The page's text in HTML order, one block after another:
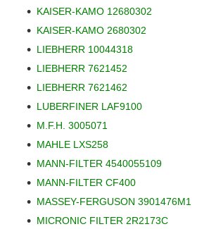
KAISER-KAMO 12680302
KAISER-KAMO 2680302
LIEBHERR 10044318
LIEBHERR 7621452
LIEBHERR 7621462
LUBERFINER LAF9100
M.F.H. 3005071
MAHLE LXS258
MANN-FILTER 4540055109
MANN-FILTER CF400
MASSEY-FERGUSON 3901476M1
MICRONIC FILTER 2R2173C